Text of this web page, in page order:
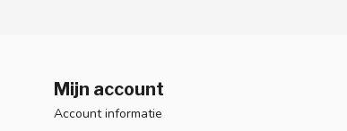
Mijn account
Account informatie